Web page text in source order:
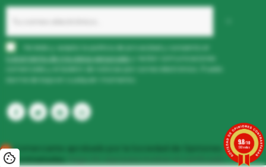
He leído y acepto la política de privacidad
y consiento el
tratamiento de mis datospersonalesy recibir comunicaciones
comerciales y el boletín de noticias por correo electrónico. Puedo
darme de baja en cualquier momento.
Facebook
Twitter
Comerciante aprobado por la Sociedad de Opiniones
Contrastadas,
haga clic aquí para mostrar el certificado
9.8/10
510 notas